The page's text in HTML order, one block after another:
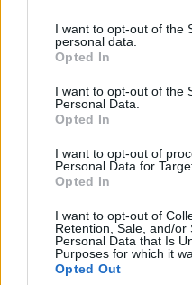
I want to opt-out of the
personal data.
Opted In
I want to opt-out of the
Personal Data.
Opted In
I want to opt-out of
Personal Data for
Opted In
I want to opt-out of
Retention, Sale, and/or
Personal Data that Is
Purposes for which it
Opted Out